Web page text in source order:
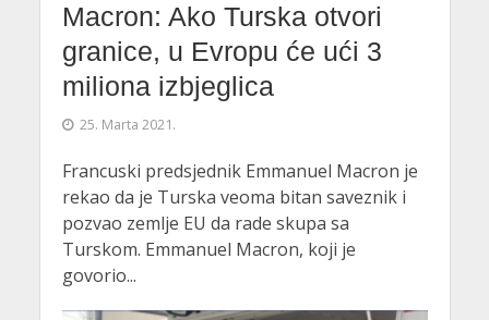
Macron: Ako Turska otvori
granice, u Evropu će ući 3
miliona izbjeglica
25. Marta 2021.
Francuski predsjednik Emmanuel Macron je
rekao da je Turska veoma bitan saveznik i
pozvao zemlje EU da rade skupa sa
Turskom. Emmanuel Macron, koji je
govorio...